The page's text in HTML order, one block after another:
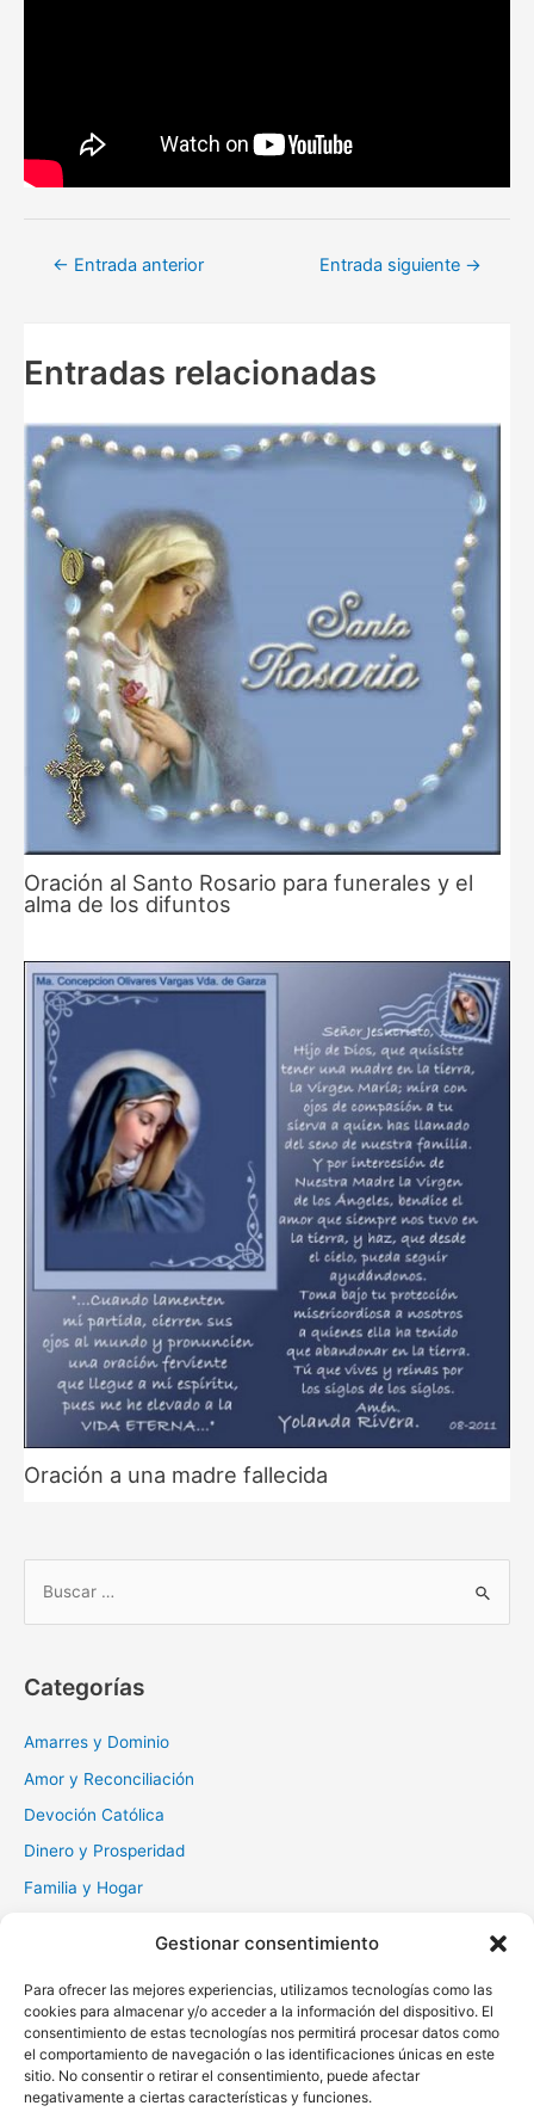
Gestionar consentimiento
Para ofrecer las mejores experiencias, utilizamos tecnologías como las
cookies para almacenar y/o acceder a la información del dispositivo. El
consentimiento de estas tecnologías nos permitirá procesar datos como
el comportamiento de navegación o las identificaciones únicas en este
sitio. No consentir o retirar el consentimiento, puede afectar
negativamente a ciertas características y funciones.
Navegación
← Entrada anterior Entrada siguiente →
Entradas relacionadas
Oración al Santo Rosario para funerales y el
alma de los difuntos
Oración a una madre fallecida
r
Categorías
Amarres y Dominio
Amor y Reconciliación
Devoción Católica
Dinero y Prosperidad
Familia y Hogar
Muerte y Difuntos
Oraciones Diarias
Otras
Protección y Liberación